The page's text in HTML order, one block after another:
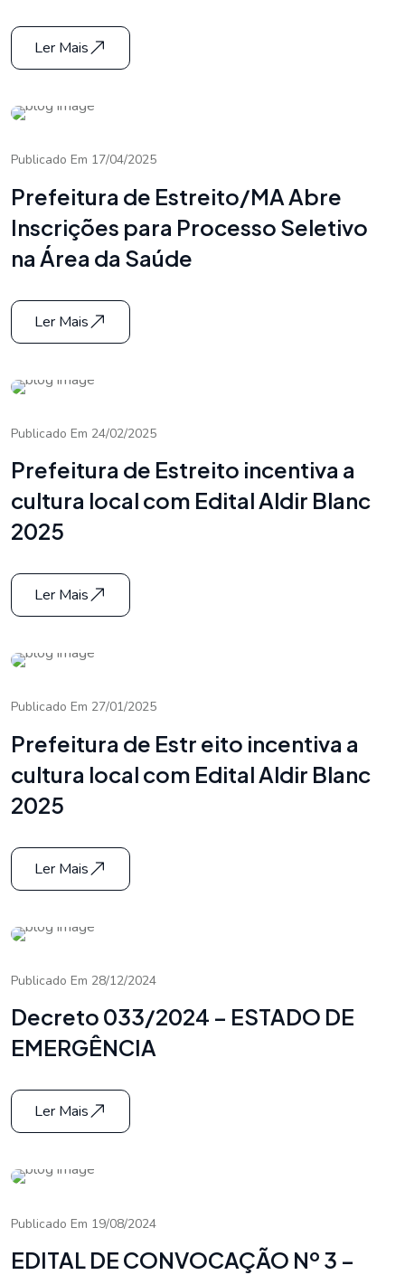
Ler Mais
Publicado Em 17/04/2025
Prefeitura de Estreito/MA Abre
Inscrições para Processo Seletivo
na Área da Saúde
Ler Mais
Publicado Em 24/02/2025
Prefeitura de Estreito incentiva a
cultura local com Edital Aldir Blanc
2025
Ler Mais
Publicado Em 27/01/2025
Prefeitura de Estr eito incentiva a
cultura local com Edital Aldir Blanc
2025
Ler Mais
Publicado Em 28/12/2024
Decreto 033/2024 – ESTADO DE
EMERGÊNCIA
Ler Mais
Publicado Em 19/08/2024
EDITAL DE CONVOCAÇÃO Nº 3 –